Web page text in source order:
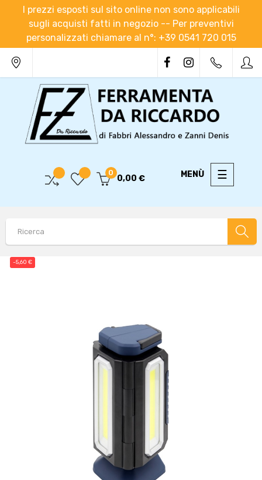
I prezzi esposti sul sito online non sono applicabili
sugli acquisti fatti in negozio -- Per preventivi
personalizzati chiamare al n°: +39 0541 720 015
Toggle
☰
0
0,00 €
-5,60 €